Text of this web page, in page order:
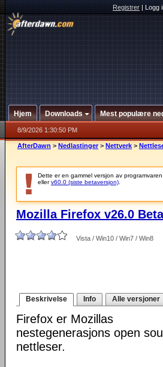
Registrer|Logg
Hjem Downloads Mest populære
8/9/2026 1:30:50 PM
AfterDawn > Nedlastinger > Nettverk >
Dette er en gammel versjon av
ellerv60.0 (siste betaversjon)
Mozilla Firefox v26.0
Vista / Win10 / Win7 / Win8
Beskrivelse Info Alle versjoner
Firefox er Mozillas
nestegenerasjons open
nettleser.